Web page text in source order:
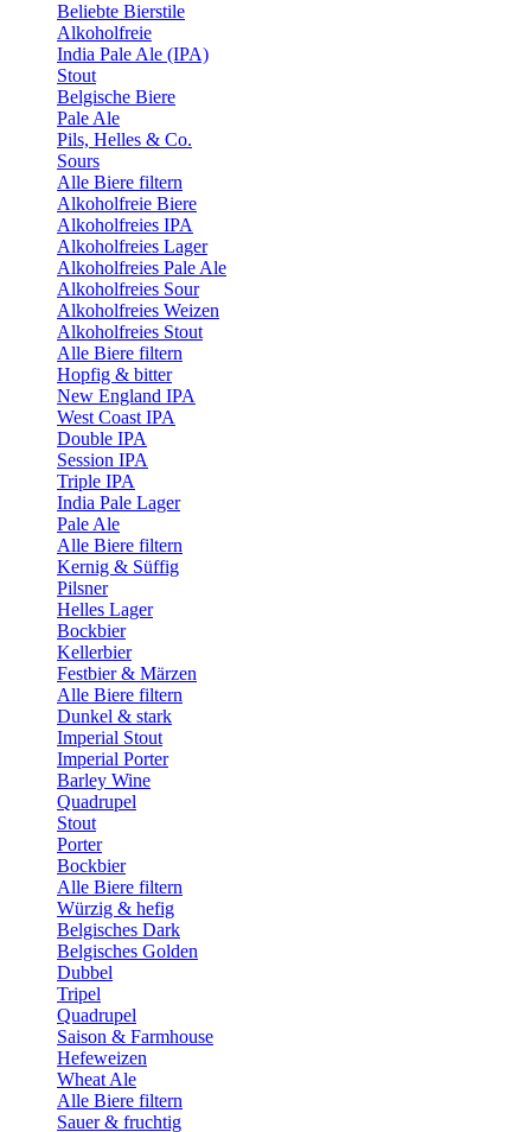
Beliebte Bierstile
Alkoholfreie
India Pale Ale (IPA)
Stout
Belgische Biere
Pale Ale
Pils, Helles & Co.
Sours
Alle Biere filtern
Alkoholfreie Biere
Alkoholfreies IPA
Alkoholfreies Lager
Alkoholfreies Pale Ale
Alkoholfreies Sour
Alkoholfreies Weizen
Alkoholfreies Stout
Alle Biere filtern
Hopfig & bitter
New England IPA
West Coast IPA
Double IPA
Session IPA
Triple IPA
India Pale Lager
Pale Ale
Alle Biere filtern
Kernig & Süffig
Pilsner
Helles Lager
Bockbier
Kellerbier
Festbier & Märzen
Alle Biere filtern
Dunkel & stark
Imperial Stout
Imperial Porter
Barley Wine
Quadrupel
Stout
Porter
Bockbier
Alle Biere filtern
Würzig & hefig
Belgisches Dark
Belgisches Golden
Dubbel
Tripel
Quadrupel
Saison & Farmhouse
Hefeweizen
Wheat Ale
Alle Biere filtern
Sauer & fruchtig